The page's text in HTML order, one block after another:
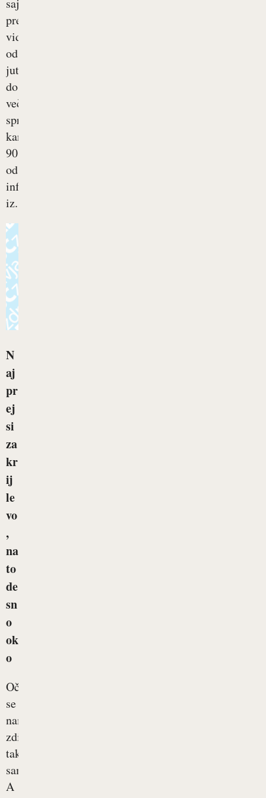
saj
preko
vida
od
jutra
do
večera
sprejmemo
kar
90
odstotkov
informacij
iz...
N
aj
pr
ej
si
za
kr
ij
le
vo
,
na
to
de
sn
o
ok
o
Oči
se
nam
zdijo
tako
samoumevne.
A